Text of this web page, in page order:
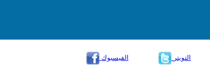
الفيسبوك
التويتر